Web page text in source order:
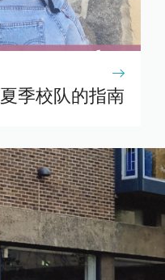
夏季校队的指南